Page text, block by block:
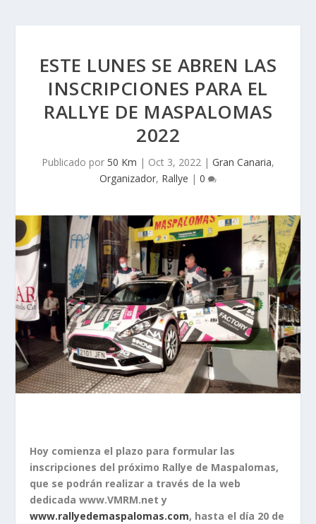
ESTE LUNES SE ABREN LAS
INSCRIPCIONES PARA EL
RALLYE DE MASPALOMAS
2022
Publicado por 50 Km | Oct 3, 2022 | Gran Canaria,
Organizador, Rallye | 0
Hoy comienza el plazo para formular las
inscripciones del próximo Rallye de Maspalomas,
que se podrán realizar a través de la web
dedicada www.VMRM.net y
www.rallyedemaspalomas.com, hasta el día 20 de